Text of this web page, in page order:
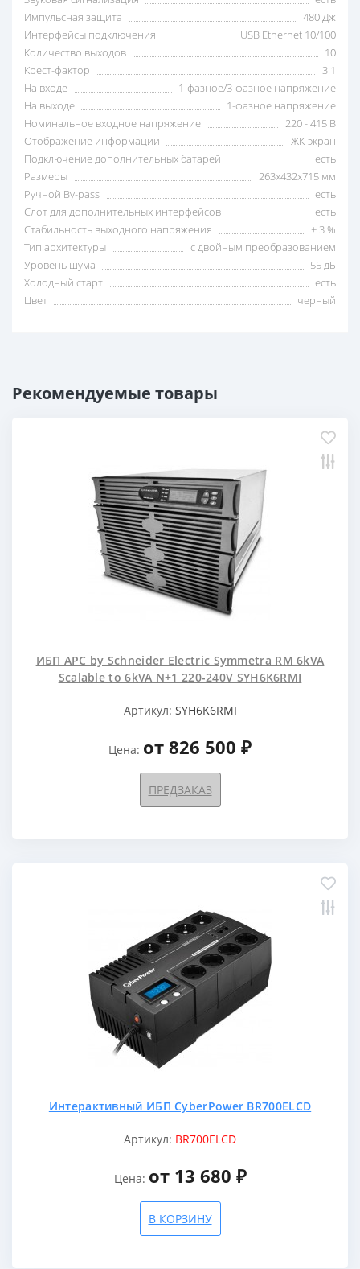
Импульсная защита
480 Дж
Интерфейсы подключения
USB Ethernet 10/100
Количество выходов
10
Крест-фактор
3:1
На входе
1-фазное/3-фазное напряжение
На выходе
1-фазное напряжение
Номинальное входное напряжение
220 - 415 В
Отображение информации
ЖК-экран
Подключение дополнительных батарей
есть
Размеры
263x432x715 мм
Ручной By-pass
есть
Слот для дополнительных интерфейсов
есть
Стабильность выходного напряжения
± 3 %
Тип архитектуры
с двойным преобразованием
Уровень шума
55 дБ
Холодный старт
есть
Цвет
черный
Рекомендуемые товары
ИБП APC by Schneider Electric Symmetra RM 6kVA
Scalable to 6kVA N+1 220-240V SYH6K6RMI
Артикул: SYH6K6RMI
Цена: от 826 500 ₽
ПРЕДЗАКАЗ
Интерактивный ИБП CyberPower BR700ELCD
Артикул: BR700ELCD
Цена: от 13 680 ₽
В КОРЗИНУ